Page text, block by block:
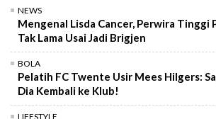
NEWS
Mengenal Lisda Cancer, Perwira Tinggi
Tak Lama Usai Jadi Brigjen
BOLA
Pelatih FC Twente Usir Mees Hilgers:
Dia Kembali ke Klub!
LIFESTYLE